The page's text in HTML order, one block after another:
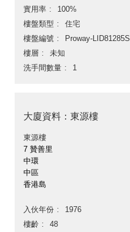
實用率
100%
樓盤類型
住宅
樓盤編號
Proway-LID81285S
樓層
未知
洗手間數量
1
大廈資料：東源樓
東源樓
7 贊善里
中環
中區
香港島
入伙年份
1976
樓齡
48